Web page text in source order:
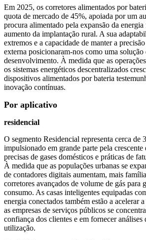
Em 2025, os corretores alimentados por
quota de mercado de 45%, apoiada por um
procura alimentado pela expansão da
aumento da implantação rural. A sua
extremos e a capacidade de manter a
externa posicionaram-nos como uma solução
desenvolvimento. À medida que as
os sistemas energéticos descentralizados
dispositivos alimentados por bateria
inovação contínuas.
Por aplicativo
residencial
O segmento Residencial representa cerca de
impulsionado em grande parte pela
precisas de gases domésticos e práticas de
À medida que as populações urbanas se
de contadores digitais aumentam, mais
corretores avançados de volume de gás para
consumo. As casas inteligentes equipadas
energia conectados também estão a acelerar
as empresas de serviços públicos se
confiança dos clientes e em fornecer análises
utilização.